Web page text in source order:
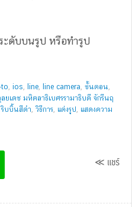
ะดับบนรูป หรือทำรูป
to, ios, line, line camera, ขั้นตอน,
เดช มหิตลาธิเบศรรามาธิบดี จักรีนฤ
ริบบิ้นสีดำ,วิธีการ, แต่งรูป, แสดงความ
≪ แชร์